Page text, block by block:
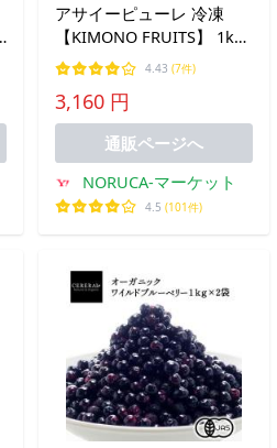
アサイーピューレ 冷凍
【KIMONO FRUITS】 1kg
(100g×10) 無糖 最高濃度
グロッソ アサイーボウル
スムージー 業務用 アサイ
ー 送料無料
4.43 (7件)
3,160 円
通販ページへ
NORUCA-マーケット
4.5 (101件)